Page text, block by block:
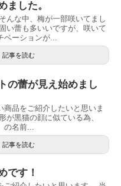
ました。
んな中、梅が一部咲いてまし
い蕾も多いいですが、咲いて
ベーションが...
記事を読む
の蕾が見え始めまし
商品をご紹介したいと思いま
が黒猫の顔に似ている為、
の名前...
記事を読む
です！